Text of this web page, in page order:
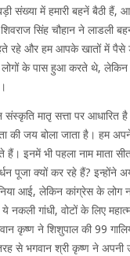
संख्या में हमारी बहनें बैठी
शिवराज सिंह चौहान ने
रहे और हम आपके खातों में
के पास हुआ करते थे, लेकिन
संस्कृति मातृ सत्ता पर
की जय बोला जाता है। हम
इनमें भी पहला नाम माता
क्यों कर रहे हैं? इन्होंने
आई, लेकिन कांग्रेस के लोग
गांधी, वोटों के लिए
कृष्ण ने शिशुपाल की 99
से भगवान श्री कृष्ण ने